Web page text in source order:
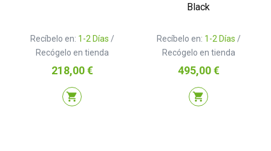
Recíbelo en: 1-2 Días /
Recógelo en tienda
Precio
218,00 €
shopping_cart
Black
Recíbelo en: 1-2 Días /
Recógelo en tienda
Precio
495,00 €
shopping_cart